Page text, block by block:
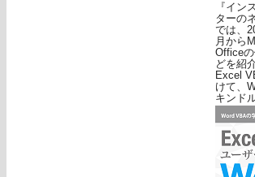
『イン
ターの
では、
月から
Office
どを紹
Excel
けて、
キンド